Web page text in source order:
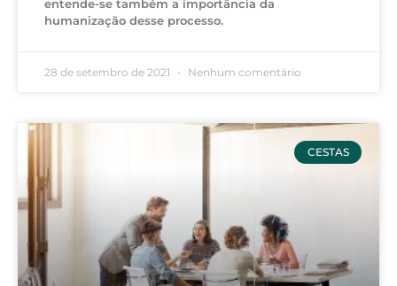
entende-se também a importância da
humanização desse processo.
28 de setembro de 2021 Nenhum comentário
CESTAS